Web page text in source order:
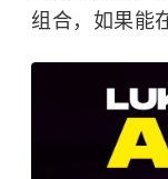
组合，如果能